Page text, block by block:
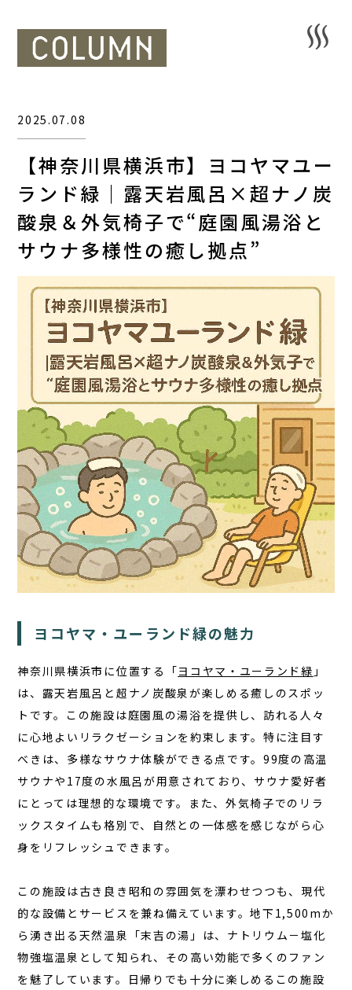
TOP
サウナ
宿泊
アクティビティ
１日の過ごし方
FAQ
コラム
お知らせ
お問い合わせ
JA
栃木県那須町簑沢563-4旧美野沢小学校
0287-73-5333 （9:30～20:00）
【神奈川県横浜市】ヨコヤマユー
ランド緑｜露天岩風呂×超ナノ炭
酸泉＆外気椅子で“庭園風湯浴と
サウナ多様性の癒し拠点”
2025.07.08
ヨコヤマ・ユーランド緑の魅力
神奈川県横浜市に位置する「ヨコヤマ・ユーランド緑 」
は、露天岩風呂と超ナノ炭酸泉が楽しめる癒しのスポッ
トです。 この施設は庭園風の湯浴を提供し、訪れる人々
に心地よいリラクゼーションを約束します。特に注目す
べきは、多様なサウナ体験ができる点です。99度の高温
サウナや17度の水風呂が用意されており、サウナ愛好者
にとっては理想的な環境です。また、外気椅子でのリラ
ックスタイムも格別で、自然との一体感を感じながら心
身をリフレッシュできます。
この施設は古き良き昭和の雰囲気を漂わせつつも、現代
的な設備とサービスを兼ね備えています。地下1,500mか
ら湧き出る天然温泉「末吉の湯」は、ナトリウム－塩化
物強塩温泉として知られ、その高い効能で多くのファン
を魅了しています。日帰りでも十分に楽しめるこの施設